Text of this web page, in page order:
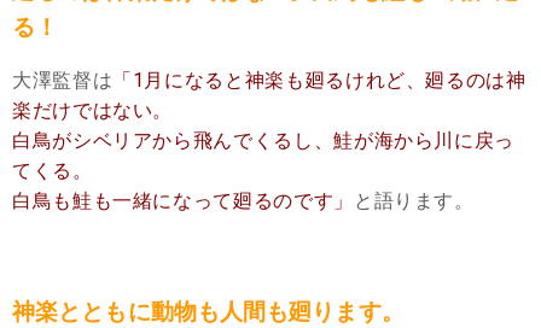
る！
大澤監督は 「1月になると神楽も廻るけれど、廻るのは神
楽だけではない。
白鳥がシベリアから飛んでくるし、鮭が海から川に戻っ
てくる。
白鳥も鮭も一緒になって廻るのです」
と語ります。
神楽とともに動物も人間も廻ります。